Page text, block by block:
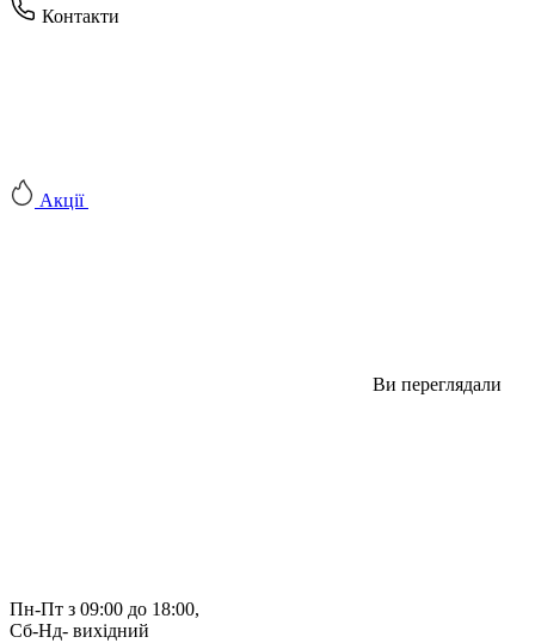
Контакти
Акції
Ви переглядали
Пн-Пт з 09:00 до 18:00,
Сб-Нд- вихідний